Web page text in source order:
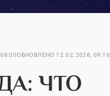
ОБНОВЛЕНО 12.02.2026, 09:16
ЧТО